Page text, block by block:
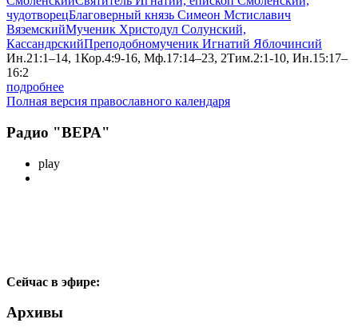
чудотворецБлаговерный князь Симеон Мстиславич
ВяземскийМученик Христодул Солунский,
КассандрскийПреподобномученик Игнатий Яблочинсий
Ин.21:1–14, 1Кор.4:9-16, Мф.17:14–23, 2Тим.2:1-10, Ин.15:17–
16:2
подробнее
Полная версия православного календаря
Радио "ВЕРА"
play
Сейчас в эфире:
Архивы